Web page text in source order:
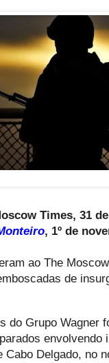
Times, 31
, 1º de
ao The
de
do Grupo Wagner
envolvendo
Cabo Delgado, no